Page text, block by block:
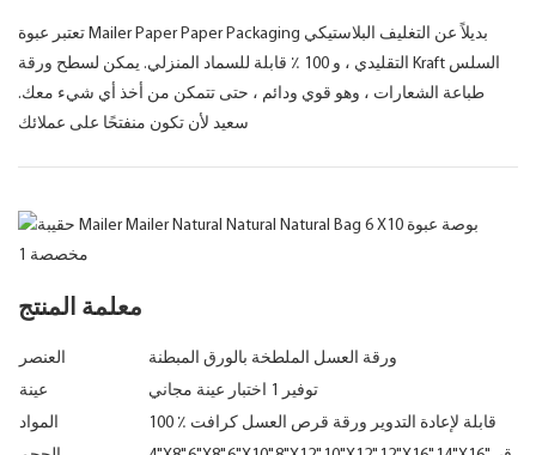
تعتبر عبوة Mailer Paper Paper Packaging بديلاً عن التغليف البلاستيكي
التقليدي ، و 100 ٪ قابلة للسماد المنزلي. يمكن لسطح ورقة Kraft السلس
طباعة الشعارات ، وهو قوي ودائم ، حتى تتمكن من أخذ أي شيء معك.
سعيد لأن تكون منفتحًا على عملائك
معلمة المنتج
العنصر
ورقة العسل الملطخة بالورق المبطنة
عينة
توفير 1 اختبار عينة مجاني
المواد
100 ٪ قابلة لإعادة التدوير ورقة قرص العسل كرافت